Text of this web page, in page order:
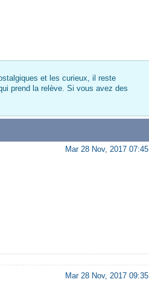
et les curieux, il reste
prend la relève. Si vous avez des
Mar 28 Nov, 2017 07:45
Mar 28 Nov, 2017 09:35